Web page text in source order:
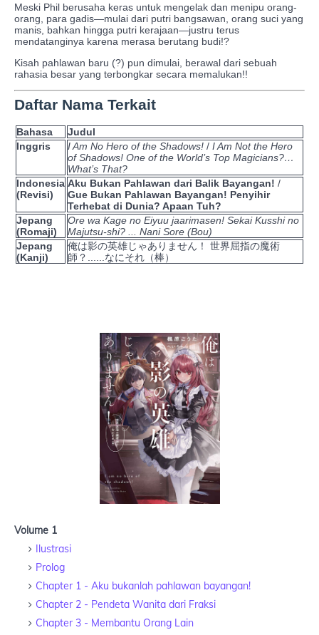
Meski Phil berusaha keras untuk mengelak dan menipu orang-
orang, para gadis—mulai dari putri bangsawan, orang suci yang
manis, bahkan hingga putri kerajaan—justru terus
mendatanginya karena merasa berutang budi!?
Kisah pahlawan baru (?) pun dimulai, berawal dari sebuah
rahasia besar yang terbongkar secara memalukan!!
Daftar Nama Terkait
Bahasa
Judul
Inggris
I Am No Hero of the Shadows! / I Am Not the Hero
of Shadows! One of the World’s Top Magicians?…
What’s That?
Indonesia
(Revisi)
Aku Bukan Pahlawan dari Balik Bayangan! /
Gue Bukan Pahlawan Bayangan! Penyihir
Terhebat di Dunia? Apaan Tuh?
Jepang
(Romaji)
Ore wa Kage no Eiyuu jaarimasen! Sekai Kusshi no
Majutsu-shi? ... Nani Sore (Bou)
Jepang
(Kanji)
俺は影の英雄じゃありません！ 世界屈指の魔術
師？......なにそれ（棒）
Volume 1
Ilustrasi
Prolog
Chapter 1 - Aku bukanlah pahlawan bayangan!
Chapter 2 - Pendeta Wanita dari Fraksi
Chapter 3 - Membantu Orang Lain